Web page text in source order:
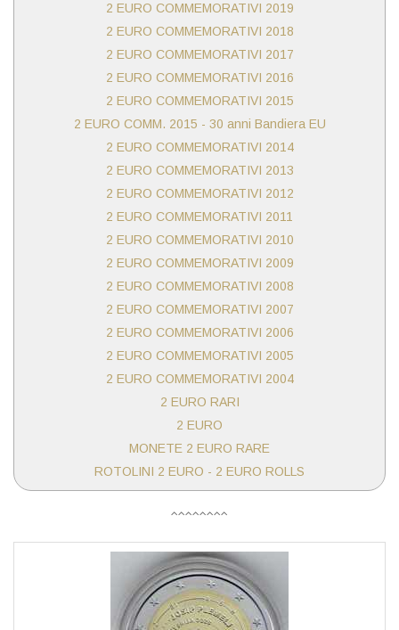
2 EURO COMMEMORATIVI 2019
2 EURO COMMEMORATIVI 2018
2 EURO COMMEMORATIVI 2017
2 EURO COMMEMORATIVI 2016
2 EURO COMMEMORATIVI 2015
2 EURO COMM. 2015 - 30 anni Bandiera EU
2 EURO COMMEMORATIVI 2014
2 EURO COMMEMORATIVI 2013
2 EURO COMMEMORATIVI 2012
2 EURO COMMEMORATIVI 2011
2 EURO COMMEMORATIVI 2010
2 EURO COMMEMORATIVI 2009
2 EURO COMMEMORATIVI 2008
2 EURO COMMEMORATIVI 2007
2 EURO COMMEMORATIVI 2006
2 EURO COMMEMORATIVI 2005
2 EURO COMMEMORATIVI 2004
2 EURO RARI
2 EURO
MONETE 2 EURO RARE
ROTOLINI 2 EURO - 2 EURO ROLLS